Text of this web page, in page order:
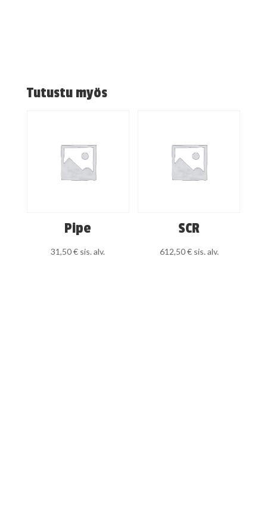
Tutustu myös
Pipe
31,50€ sis. alv.
SCR
612,50€ sis. alv.